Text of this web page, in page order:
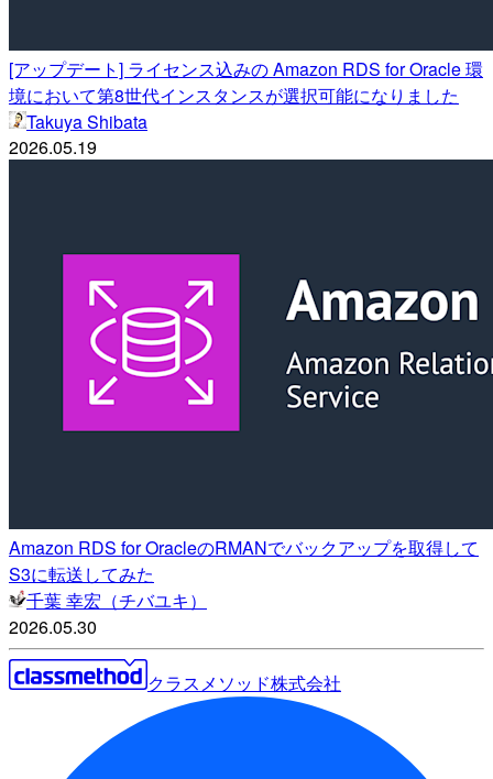
[アップデート] ライセンス込みの Amazon RDS for Oracle 環
境において第8世代インスタンスが選択可能になりました
Takuya Shibata
2026.05.19
Amazon RDS for OracleのRMANでバックアップを取得して
S3に転送してみた
千葉 幸宏（チバユキ）
2026.05.30
クラスメソッド株式会社